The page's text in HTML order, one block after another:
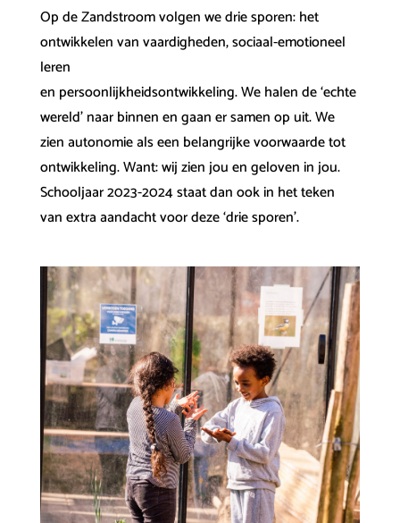
Op de Zandstroom volgen we drie sporen: het
ontwikkelen van vaardigheden, sociaal-emotioneel
leren
en persoonlijkheidsontwikkeling. We halen de ‘echte
wereld’ naar binnen en gaan er samen op uit. We
zien autonomie als een belangrijke voorwaarde tot
ontwikkeling. Want: wij zien jou en geloven in jou.
Schooljaar 2023-2024 staat dan ook in het teken
van extra aandacht voor deze ‘drie sporen’.